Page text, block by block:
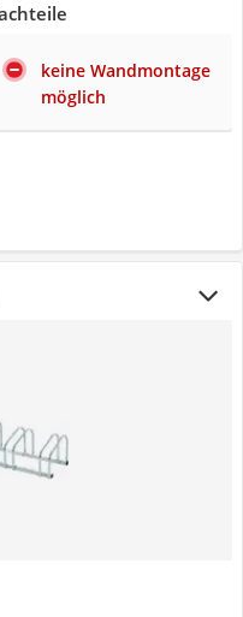
keine Wandmontage
möglich